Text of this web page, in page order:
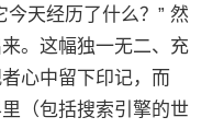
今天经历了什么？” 然
。这幅独一无二、充
心中留下印记，而
（包括搜索引擎的世